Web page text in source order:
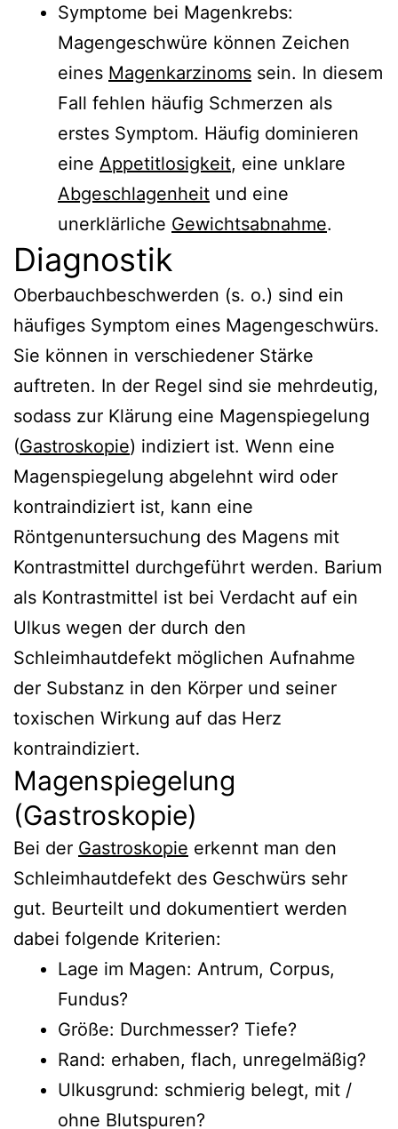
Symptome bei Magenkrebs:
Magengeschwüre können Zeichen
eines Magenkarzinoms sein. In diesem
Fall fehlen häufig Schmerzen als
erstes Symptom. Häufig dominieren
eine Appetitlosigkeit, eine unklare
Abgeschlagenheit und eine
unerklärliche Gewichtsabnahme.
Diagnostik
Oberbauchbeschwerden (s. o.) sind ein
häufiges Symptom eines Magengeschwürs.
Sie können in verschiedener Stärke
auftreten. In der Regel sind sie mehrdeutig,
sodass zur Klärung eine Magenspiegelung
(Gastroskopie) indiziert ist. Wenn eine
Magenspiegelung abgelehnt wird oder
kontraindiziert ist, kann eine
Röntgenuntersuchung des Magens mit
Kontrastmittel durchgeführt werden. Barium
als Kontrastmittel ist bei Verdacht auf ein
Ulkus wegen der durch den
Schleimhautdefekt möglichen Aufnahme
der Substanz in den Körper und seiner
toxischen Wirkung auf das Herz
kontraindiziert.
Magenspiegelung
(Gastroskopie)
Bei der Gastroskopie erkennt man den
Schleimhautdefekt des Geschwürs sehr
gut. Beurteilt und dokumentiert werden
dabei folgende Kriterien:
Lage im Magen: Antrum, Corpus,
Fundus?
Größe: Durchmesser? Tiefe?
Rand: erhaben, flach, unregelmäßig?
Ulkusgrund: schmierig belegt, mit /
ohne Blutspuren?